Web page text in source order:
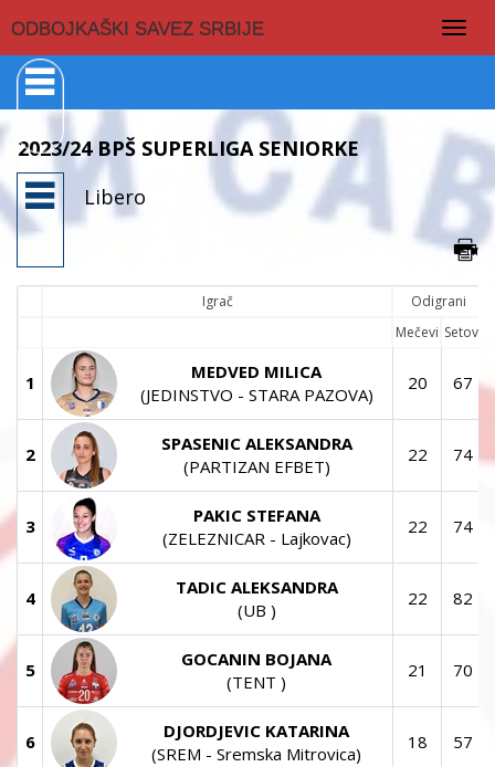
ODBOJKAŠKI SAVEZ SRBIJE
2023/24 BPŠ SUPERLIGA SENIORKE
Libero
Igrač
Odigrani
Mečevi Setovi
1
MEDVED MILICA
(JEDINSTVO - STARA PAZOVA)
20 67
2
SPASENIC ALEKSANDRA
(PARTIZAN EFBET)
22 74
3
PAKIC STEFANA
(ZELEZNICAR - Lajkovac)
22 74
4
TADIC ALEKSANDRA
(UB )
22 82
5
GOCANIN BOJANA
(TENT )
21 70
6
DJORDJEVIC KATARINA
(SREM - Sremska Mitrovica)
18 57